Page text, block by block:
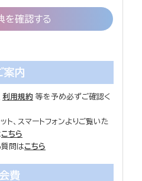
を確認する
案内
利用規約 等を予め必ずご確認く
ト、スマートフォンよりご覧いた
こちら
質問はこちら
会費